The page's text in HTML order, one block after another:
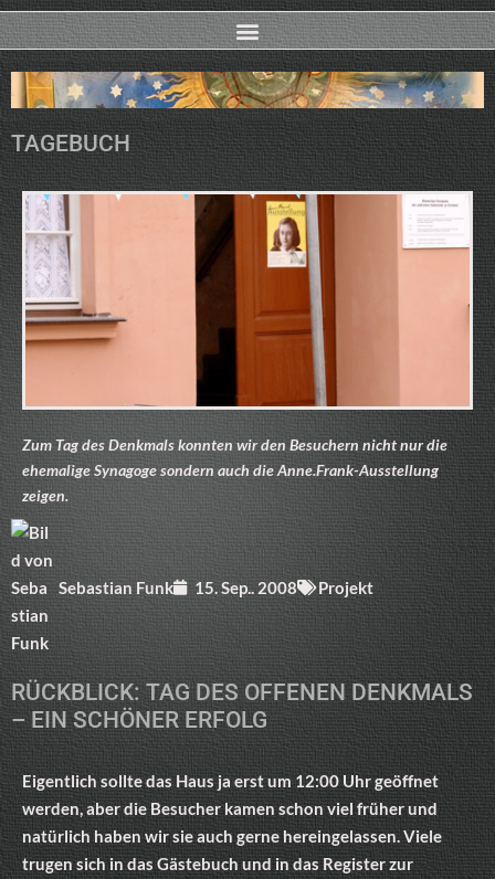
TAGEBUCH
Zum Tag des Denkmals konnten wir den Besuchern nicht nur die
ehemalige Synagoge sondern auch die Anne.Frank-Ausstellung
zeigen.
Sebastian Funk 15. Sep.. 2008 Projekt
RÜCKBLICK: TAG DES OFFENEN DENKMALS
– EIN SCHÖNER ERFOLG
Eigentlich sollte das Haus ja erst um 12:00 Uhr geöffnet
werden, aber die Besucher kamen schon viel früher und
natürlich haben wir sie auch gerne hereingelassen. Viele
trugen sich in das Gästebuch und in das Register zur